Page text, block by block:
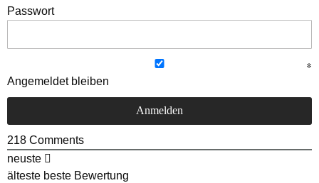
Passwort
Angemeldet bleiben
218 Comments
neuste
älteste beste Bewertung